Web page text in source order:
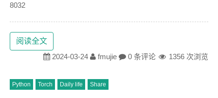
8032
阅读全文
2024-03-24
fmujie 0 条评论 1356 次浏览
Python Torch Daily life Share